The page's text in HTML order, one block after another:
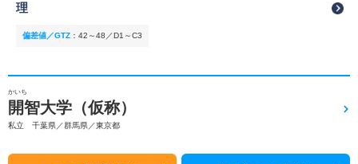
理
偏差値／GTZ ： 42～48／D1～C3
かいち
開智大学（仮称）
私立 千葉県／群馬県／東京都